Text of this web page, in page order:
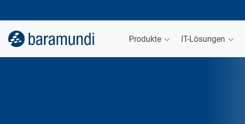
Produkte IT-Lösungen